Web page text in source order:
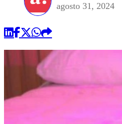
agosto 31, 2024